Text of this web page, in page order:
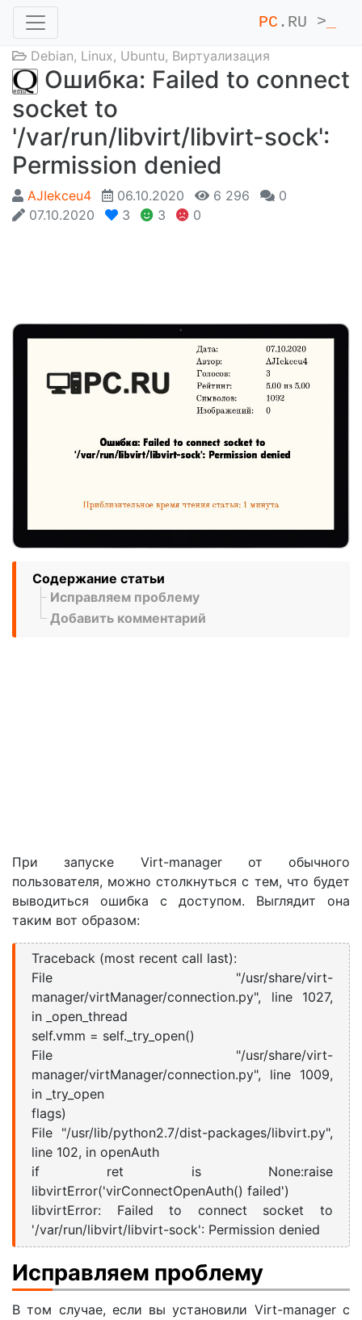
PC .RU >
Debian, Linux, Ubuntu, Виртуализация
Ошибка: Failed to connect
socket to
'/var/run/libvirt/libvirt-sock':
Permission denied
AJIekceu4 06.10.2020 6 296
0
07.10.2020
3 3 0
Содержание статьи
Исправляем проблему
Добавить комментарий
При запуске Virt-manager от обычного
пользователя, можно столкнуться с тем, что будет
выводиться ошибка с доступом. Выглядит она
таким вот образом:
Traceback (most recent call last):
File "/usr/share/virt-
manager/virtManager/connection.py", line 1027,
in _open_thread
self.vmm = self._try_open()
File "/usr/share/virt-
manager/virtManager/connection.py", line 1009,
in _try_open
flags)
File "/usr/lib/python2.7/dist-packages/libvirt.py",
line 102, in openAuth
if ret is None:raise
libvirtError('virConnectOpenAuth() failed')
libvirtError: Failed to connect socket to
'/var/run/libvirt/libvirt-sock': Permission denied
Исправляем проблему
В том случае, если вы установили Virt-manager с